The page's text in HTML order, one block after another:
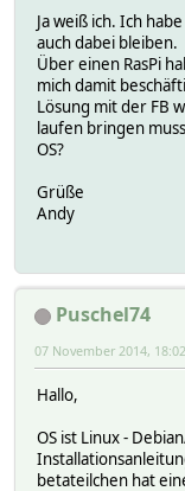
Ja weiß ich. Ich
auch dabei bleiben.
Über einen RasPi
mich damit
Lösung mit der FB
laufen bringen
OS?
Grüße
Andy
Puschel74
07 November 2014,
Hallo,
OS ist Linux -
betateilchen hat